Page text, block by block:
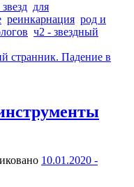
для
реинкарнация род и
ч2 - звездный
странник. Падение в
10.01.2020 -